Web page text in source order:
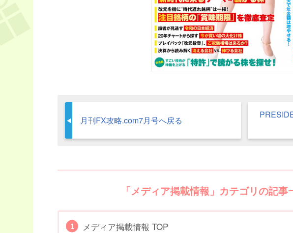
月刊FX攻略.com7月号へ戻る
「メディア掲載情報」カテゴリの記事
メディア掲載情報 TOP